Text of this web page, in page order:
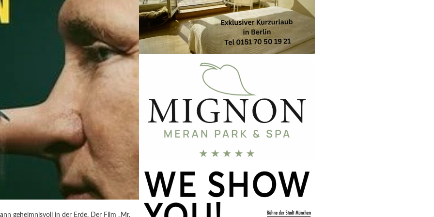
geheimnisvoll in der Erde. Der Film „Mr.